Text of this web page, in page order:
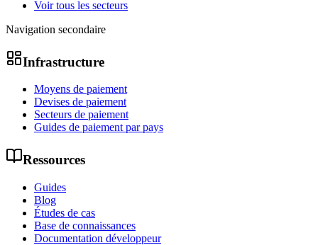
Voir tous les secteurs
Navigation secondaire
Infrastructure
Moyens de paiement
Devises de paiement
Secteurs de paiement
Guides de paiement par pays
Ressources
Guides
Blog
Études de cas
Base de connaissances
Documentation développeur